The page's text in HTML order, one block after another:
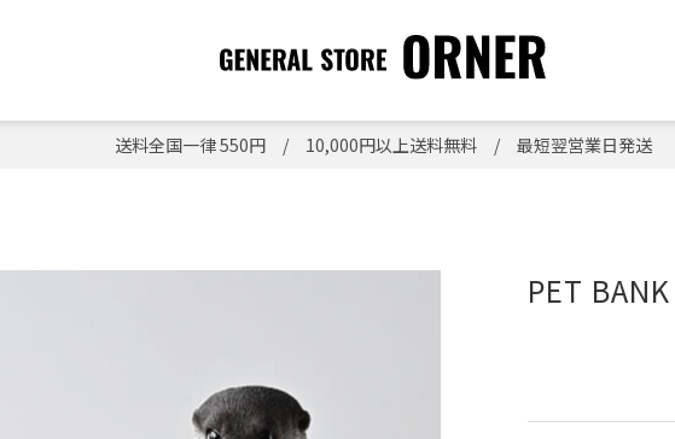
送料全国一律 550円 / 10,000円以上送料無料 / 最短翌営業日発送
PET BANK